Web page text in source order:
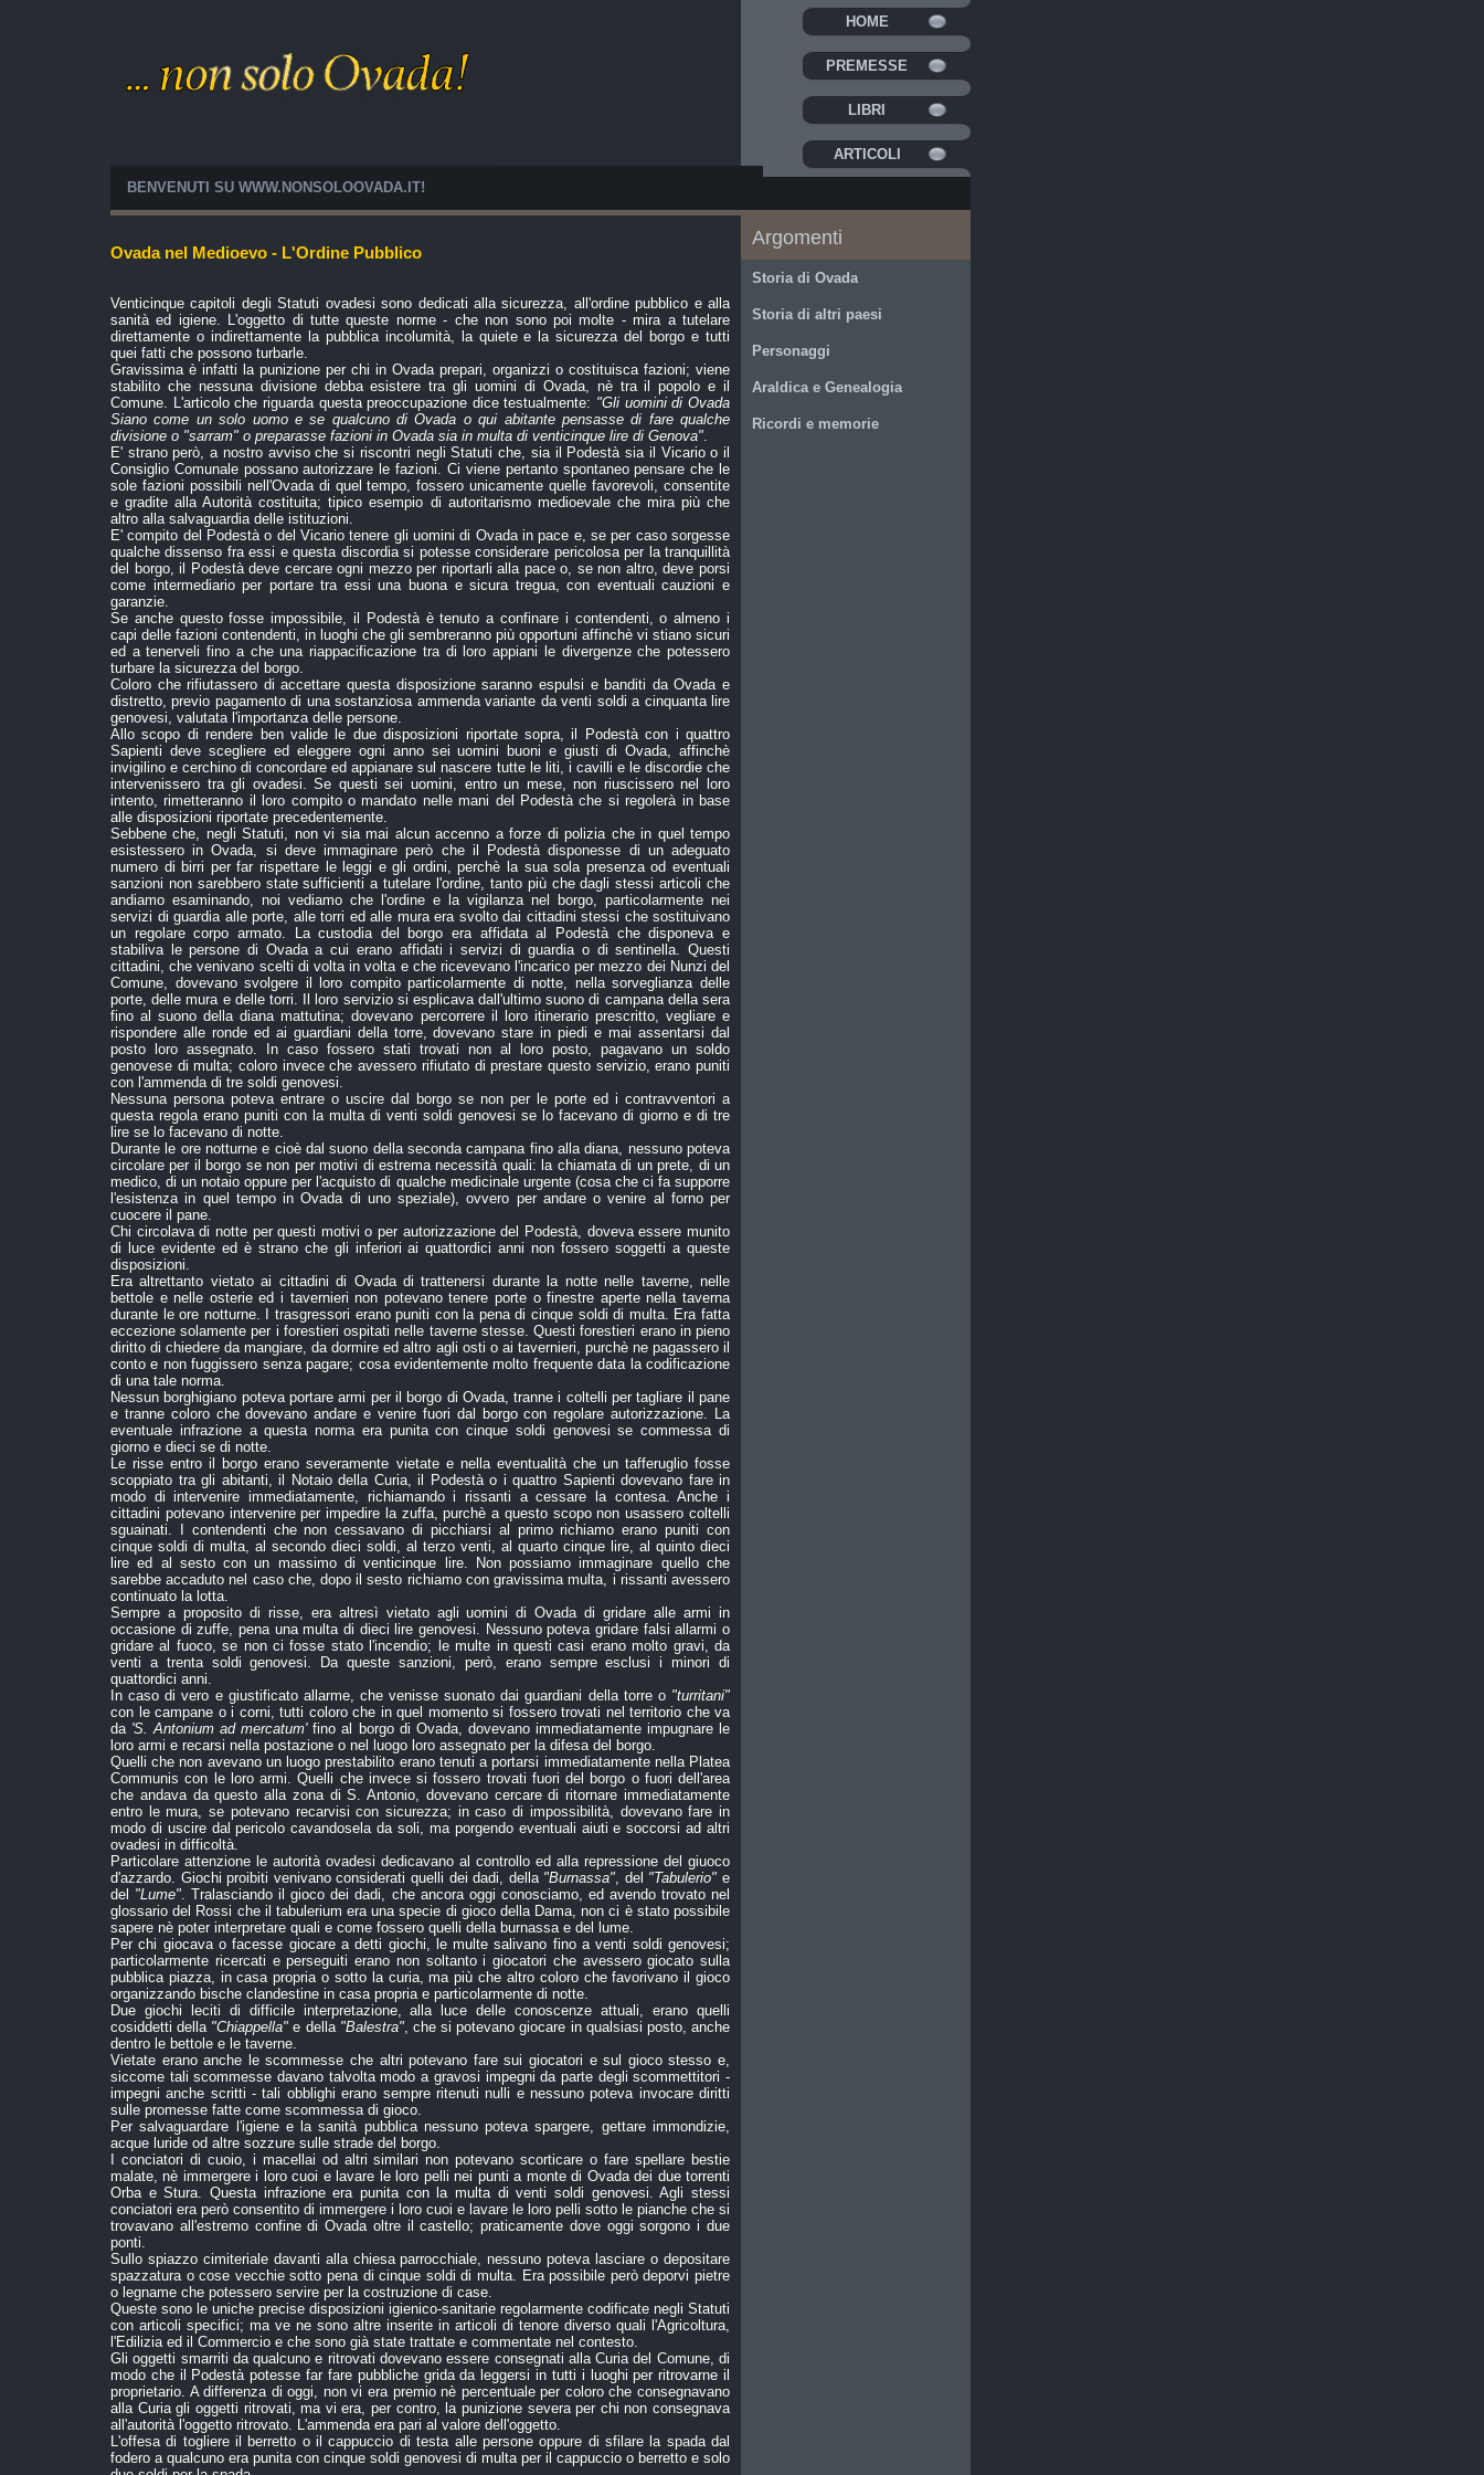
HOME
PREMESSE
LIBRI
ARTICOLI
BENVENUTI SU WWW.NONSOLOOVADA.IT!
Ovada nel Medioevo - L'Ordine Pubblico
Venticinque capitoli degli Statuti ovadesi sono dedicati alla sicurezza, all'ordine pubblico e alla
sanità ed igiene. L'oggetto di tutte queste norme - che non sono poi molte - mira a tutelare
direttamente o indirettamente la pubblica incolumità, la quiete e la sicurezza del borgo e tutti
quei fatti che possono turbarle.
Gravissima è infatti la punizione per chi in Ovada prepari, organizzi o costituisca fazioni; viene
stabilito che nessuna divisione debba esistere tra gli uomini di Ovada, nè tra il popolo e il
Comune. L'articolo che riguarda questa preoccupazione dice testualmente: "Gli uomini di Ovada
Siano come un solo uomo e se qualcuno di Ovada o qui abitante pensasse di fare qualche
divisione o "sarram" o preparasse fazioni in Ovada sia in multa di venticinque lire di Genova".
E' strano però, a nostro avviso che si riscontri negli Statuti che, sia il Podestà sia il Vicario o il
Consiglio Comunale possano autorizzare le fazioni. Ci viene pertanto spontaneo pensare che le
sole fazioni possibili nell'Ovada di quel tempo, fossero unicamente quelle favorevoli, consentite
e gradite alla Autorità costituita; tipico esempio di autoritarismo medioevale che mira più che
altro alla salvaguardia delle istituzioni.
E' compito del Podestà o del Vicario tenere gli uomini di Ovada in pace e, se per caso sorgesse
qualche dissenso fra essi e questa discordia si potesse considerare pericolosa per la tranquillità
del borgo, il Podestà deve cercare ogni mezzo per riportarli alla pace o, se non altro, deve porsi
come intermediario per portare tra essi una buona e sicura tregua, con eventuali cauzioni e
garanzie.
Se anche questo fosse impossibile, il Podestà è tenuto a confinare i contendenti, o almeno i
capi delle fazioni contendenti, in luoghi che gli sembreranno più opportuni affinchè vi stiano sicuri
ed a tenerveli fino a che una riappacificazione tra di loro appiani le divergenze che potessero
turbare la sicurezza del borgo.
Coloro che rifiutassero di accettare questa disposizione saranno espulsi e banditi da Ovada e
distretto, previo pagamento di una sostanziosa ammenda variante da venti soldi a cinquanta lire
genovesi, valutata l'importanza delle persone.
Allo scopo di rendere ben valide le due disposizioni riportate sopra, il Podestà con i quattro
Sapienti deve scegliere ed eleggere ogni anno sei uomini buoni e giusti di Ovada, affinchè
invigilino e cerchino di concordare ed appianare sul nascere tutte le liti, i cavilli e le discordie che
intervenissero tra gli ovadesi. Se questi sei uomini, entro un mese, non riuscissero nel loro
intento, rimetteranno il loro compito o mandato nelle mani del Podestà che si regolerà in base
alle disposizioni riportate precedentemente.
Sebbene che, negli Statuti, non vi sia mai alcun accenno a forze di polizia che in quel tempo
esistessero in Ovada, si deve immaginare però che il Podestà disponesse di un adeguato
numero di birri per far rispettare le leggi e gli ordini, perchè la sua sola presenza od eventuali
sanzioni non sarebbero state sufficienti a tutelare l'ordine, tanto più che dagli stessi articoli che
andiamo esaminando, noi vediamo che l'ordine e la vigilanza nel borgo, particolarmente nei
servizi di guardia alle porte, alle torri ed alle mura era svolto dai cittadini stessi che sostituivano
un regolare corpo armato. La custodia del borgo era affidata al Podestà che disponeva e
stabiliva le persone di Ovada a cui erano affidati i servizi di guardia o di sentinella. Questi
cittadini, che venivano scelti di volta in volta e che ricevevano l'incarico per mezzo dei Nunzi del
Comune, dovevano svolgere il loro compito particolarmente di notte, nella sorveglianza delle
porte, delle mura e delle torri. Il loro servizio si esplicava dall'ultimo suono di campana della sera
fino al suono della diana mattutina; dovevano percorrere il loro itinerario prescritto, vegliare e
rispondere alle ronde ed ai guardiani della torre, dovevano stare in piedi e mai assentarsi dal
posto loro assegnato. In caso fossero stati trovati non al loro posto, pagavano un soldo
genovese di multa; coloro invece che avessero rifiutato di prestare questo servizio, erano puniti
con l'ammenda di tre soldi genovesi.
Nessuna persona poteva entrare o uscire dal borgo se non per le porte ed i contravventori a
questa regola erano puniti con la multa di venti soldi genovesi se lo facevano di giorno e di tre
lire se lo facevano di notte.
Durante le ore notturne e cioè dal suono della seconda campana fino alla diana, nessuno poteva
circolare per il borgo se non per motivi di estrema necessità quali: la chiamata di un prete, di un
medico, di un notaio oppure per l'acquisto di qualche medicinale urgente (cosa che ci fa supporre
l'esistenza in quel tempo in Ovada di uno speziale), ovvero per andare o venire al forno per
cuocere il pane.
Chi circolava di notte per questi motivi o per autorizzazione del Podestà, doveva essere munito
di luce evidente ed è strano che gli inferiori ai quattordici anni non fossero soggetti a queste
disposizioni.
Era altrettanto vietato ai cittadini di Ovada di trattenersi durante la notte nelle taverne, nelle
bettole e nelle osterie ed i tavernieri non potevano tenere porte o finestre aperte nella taverna
durante le ore notturne. I trasgressori erano puniti con la pena di cinque soldi di multa. Era fatta
eccezione solamente per i forestieri ospitati nelle taverne stesse. Questi forestieri erano in pieno
diritto di chiedere da mangiare, da dormire ed altro agli osti o ai tavernieri, purchè ne pagassero il
conto e non fuggissero senza pagare; cosa evidentemente molto frequente data la codificazione
di una tale norma.
Nessun borghigiano poteva portare armi per il borgo di Ovada, tranne i coltelli per tagliare il pane
e tranne coloro che dovevano andare e venire fuori dal borgo con regolare autorizzazione. La
eventuale infrazione a questa norma era punita con cinque soldi genovesi se commessa di
giorno e dieci se di notte.
Le risse entro il borgo erano severamente vietate e nella eventualità che un tafferuglio fosse
scoppiato tra gli abitanti, il Notaio della Curia, il Podestà o i quattro Sapienti dovevano fare in
modo di intervenire immediatamente, richiamando i rissanti a cessare la contesa. Anche i
cittadini potevano intervenire per impedire la zuffa, purchè a questo scopo non usassero coltelli
sguainati. I contendenti che non cessavano di picchiarsi al primo richiamo erano puniti con
cinque soldi di multa, al secondo dieci soldi, al terzo venti, al quarto cinque lire, al quinto dieci
lire ed al sesto con un massimo di venticinque lire. Non possiamo immaginare quello che
sarebbe accaduto nel caso che, dopo il sesto richiamo con gravissima multa, i rissanti avessero
continuato la lotta.
Sempre a proposito di risse, era altresì vietato agli uomini di Ovada di gridare alle armi in
occasione di zuffe, pena una multa di dieci lire genovesi. Nessuno poteva gridare falsi allarmi o
gridare al fuoco, se non ci fosse stato l'incendio; le multe in questi casi erano molto gravi, da
venti a trenta soldi genovesi. Da queste sanzioni, però, erano sempre esclusi i minori di
quattordici anni.
In caso di vero e giustificato allarme, che venisse suonato dai guardiani della torre o "turritani"
con le campane o i corni, tutti coloro che in quel momento si fossero trovati nel territorio che va
da 'S. Antonium ad mercatum'fino al borgo di Ovada, dovevano immediatamente impugnare le
loro armi e recarsi nella postazione o nel luogo loro assegnato per la difesa del borgo.
Quelli che non avevano un luogo prestabilito erano tenuti a portarsi immediatamente nella Platea
Communis con le loro armi. Quelli che invece si fossero trovati fuori del borgo o fuori dell'area
che andava da questo alla zona di S. Antonio, dovevano cercare di ritornare immediatamente
entro le mura, se potevano recarvisi con sicurezza; in caso di impossibilità, dovevano fare in
modo di uscire dal pericolo cavandosela da soli, ma porgendo eventuali aiuti e soccorsi ad altri
ovadesi in difficoltà.
Particolare attenzione le autorità ovadesi dedicavano al controllo ed alla repressione del giuoco
d'azzardo. Giochi proibiti venivano considerati quelli dei dadi, della "Burnassa", del "Tabulerio" e
del "Lume". Tralasciando il gioco dei dadi, che ancora oggi conosciamo, ed avendo trovato nel
glossario del Rossi che il tabulerium era una specie di gioco della Dama, non ci è stato possibile
sapere nè poter interpretare quali e come fossero quelli della burnassa e del lume.
Per chi giocava o facesse giocare a detti giochi, le multe salivano fino a venti soldi genovesi;
particolarmente ricercati e perseguiti erano non soltanto i giocatori che avessero giocato sulla
pubblica piazza, in casa propria o sotto la curia, ma più che altro coloro che favorivano il gioco
organizzando bische clandestine in casa propria e particolarmente di notte.
Due giochi leciti di difficile interpretazione, alla luce delle conoscenze attuali, erano quelli
cosiddetti della "Chiappella" e della "Balestra", che si potevano giocare in qualsiasi posto, anche
dentro le bettole e le taverne.
Vietate erano anche le scommesse che altri potevano fare sui giocatori e sul gioco stesso e,
siccome tali scommesse davano talvolta modo a gravosi impegni da parte degli scommettitori -
impegni anche scritti - tali obblighi erano sempre ritenuti nulli e nessuno poteva invocare diritti
sulle promesse fatte come scommessa di gioco.
Per salvaguardare l'igiene e la sanità pubblica nessuno poteva spargere, gettare immondizie,
acque luride od altre sozzure sulle strade del borgo.
I conciatori di cuoio, i macellai od altri similari non potevano scorticare o fare spellare bestie
malate, nè immergere i loro cuoi e lavare le loro pelli nei punti a monte di Ovada dei due torrenti
Orba e Stura. Questa infrazione era punita con la multa di venti soldi genovesi. Agli stessi
conciatori era però consentito di immergere i loro cuoi e lavare le loro pelli sotto le pianche che si
trovavano all'estremo confine di Ovada oltre il castello; praticamente dove oggi sorgono i due
ponti.
Sullo spiazzo cimiteriale davanti alla chiesa parrocchiale, nessuno poteva lasciare o depositare
spazzatura o cose vecchie sotto pena di cinque soldi di multa. Era possibile però deporvi pietre
o legname che potessero servire per la costruzione di case.
Queste sono le uniche precise disposizioni igienico-sanitarie regolarmente codificate negli Statuti
con articoli specifici; ma ve ne sono altre inserite in articoli di tenore diverso quali l'Agricoltura,
l'Edilizia ed il Commercio e che sono già state trattate e commentate nel contesto.
Gli oggetti smarriti da qualcuno e ritrovati dovevano essere consegnati alla Curia del Comune, di
modo che il Podestà potesse far fare pubbliche grida da leggersi in tutti i luoghi per ritrovarne il
proprietario. A differenza di oggi, non vi era premio nè percentuale per coloro che consegnavano
alla Curia gli oggetti ritrovati, ma vi era, per contro, la punizione severa per chi non consegnava
all'autorità l'oggetto ritrovato. L'ammenda era pari al valore dell'oggetto.
L'offesa di togliere il berretto o il cappuccio di testa alle persone oppure di sfilare la spada dal
fodero a qualcuno era punita con cinque soldi genovesi di multa per il cappuccio o berretto e solo
Argomenti
Storia di Ovada
Storia di altri paesi
Personaggi
Araldica e Genealogia
Ricordi e memorie